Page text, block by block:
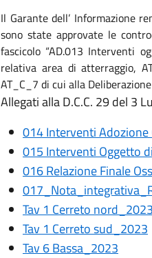
Il Garante dell’ Informazione
sono state approvate le
fascicolo “AD.013 Interventi
relativa area di atterraggio,
AT_C_7 di cui alla
Allegati alla D.C.C. 29 del 3
014 Interventi Adozione
015 Interventi Oggetto
016 Relazione Finale
Tav 1 Cerreto nord_2023
Tav 1 Cerreto sud_2023
Tav 6 Bassa_2023